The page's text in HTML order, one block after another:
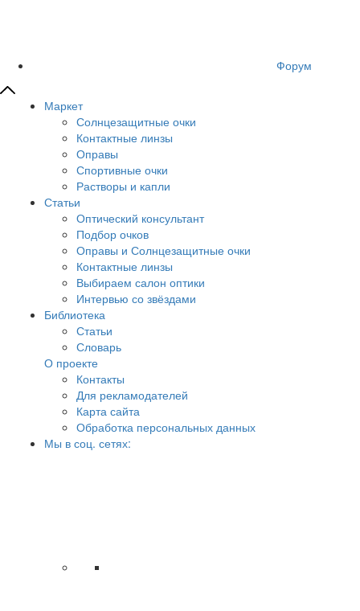
Форум
Маркет
Солнцезащитные очки
Контактные линзы
Оправы
Спортивные очки
Растворы и капли
Статьи
Оптический консультант
Подбор очков
Оправы и Солнцезащитные очки
Контактные линзы
Выбираем салон оптики
Интервью со звёздами
Библиотека
Статьи
Словарь
О проекте
Контакты
Для рекламодателей
Карта сайта
Обработка персональных данных
Мы в соц. сетях: